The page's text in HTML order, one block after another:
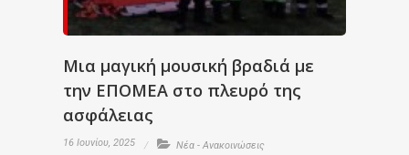
Μια μαγική μουσική βραδιά με
την ΕΠΟΜΕΑ στο πλευρό της
ασφάλειας
16 Ιουνίου, 2025 Νέα - Ανακοινώσεις